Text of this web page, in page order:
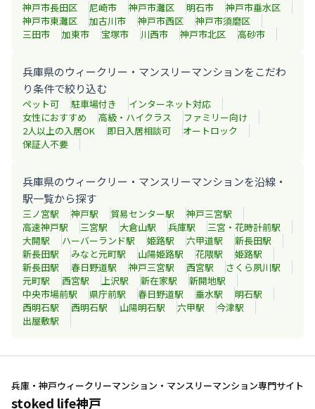
神戸市長田区
尼崎市 神戸市灘区 明石市
神戸市垂水区
神戸市東灘区
加古川市 神戸市西区
神戸市須磨区
三田市
加東市 宝塚市 川西市 神戸市北区 高砂市
兵庫県のウィークリー・マンスリーマンションをこだわ
り条件で絞り込む
ペット可 駐車場付き
インターネット対応
女性におすすめ
高級・ハイクラス
ファミリー向け
2人以上の入居OK
即日入居相談可
オートロック
保証人不要
兵庫県のウィークリー・マンスリーマンションを沿線・
駅一覧から探す
三ノ宮駅 神戸駅 貿易センター駅 神戸三宮駅
高速神戸駅 三宮駅 大倉山駅 兵庫駅 三宮・花時計前駅
大開駅 ハーバーランド駅 姫路駅 六甲道駅 新長田駅
新長田駅 みなと元町駅 山陽姫路駅 花隈駅 姫路駅
新長田駅 春日野道駅 神戸三宮駅 西宮駅 さくら夙川駅
元町駅 西宮駅 上沢駅 新在家駅 新開地駅
中央市場前駅 県庁前駅 春日野道駅 垂水駅 明石駅
西明石駅 西明石駅 山陽明石駅 六甲駅 今津駅
出屋敷駅
兵庫・神戸ウィークリーマンション・マンスリーマンション専門サイト
stoked life神戸